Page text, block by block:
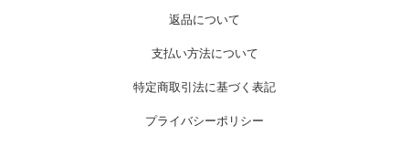
返品について
支払い方法について
特定商取引法に基づく表記
プライバシーポリシー